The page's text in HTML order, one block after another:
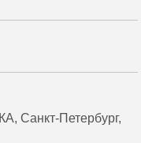
Санкт-Петербург,